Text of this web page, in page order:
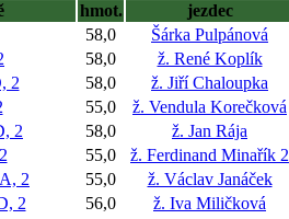
hmot. jezdec
58,0
Šárka Pulpánová
58,0 ž. René Koplík
2
58,0 ž. Jiří Chaloupka
55,0 ž. Vendula Korečková
2
58,0 ž. Jan Rája
55,0 ž. Ferdinand Minařík 2
2
55,0 ž. Václav Janáček
2
56,0 ž. Iva Miličková